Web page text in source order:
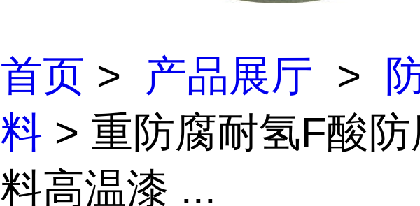
首页 > 产品展厅 >
料 > 重防腐耐氢F酸
料高温漆 ...